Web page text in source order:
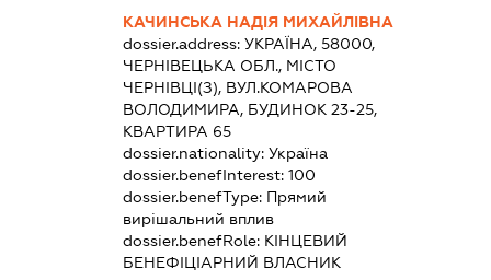
КАЧИНСЬКА НАДІЯ МИХАЙЛІВНА
dossier.address:УКРАЇНА, 58000,
ЧЕРНІВЕЦЬКА ОБЛ., МІСТО
ЧЕРНІВЦІ(З), ВУЛ.КОМАРОВА
ВОЛОДИМИРА, БУДИНОК 23-25,
КВАРТИРА 65
dossier.nationality:Україна
dossier.benefInterest:100
dossier.benefType: Прямий
вирішальний вплив
dossier.benefRole: КІНЦЕВИЙ
БЕНЕФІЦІАРНИЙ ВЛАСНИК